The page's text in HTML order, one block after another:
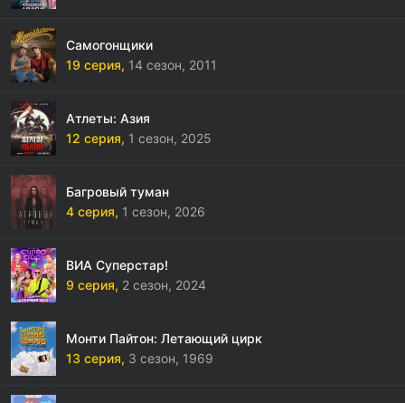
Самогонщики
19 серия, 14 сезон, 2011
Атлеты: Азия
12 серия, 1 сезон, 2025
Багровый туман
4 серия, 1 сезон, 2026
ВИА Суперстар!
9 серия, 2 сезон, 2024
Монти Пайтон: Летающий цирк
13 серия, 3 сезон, 1969